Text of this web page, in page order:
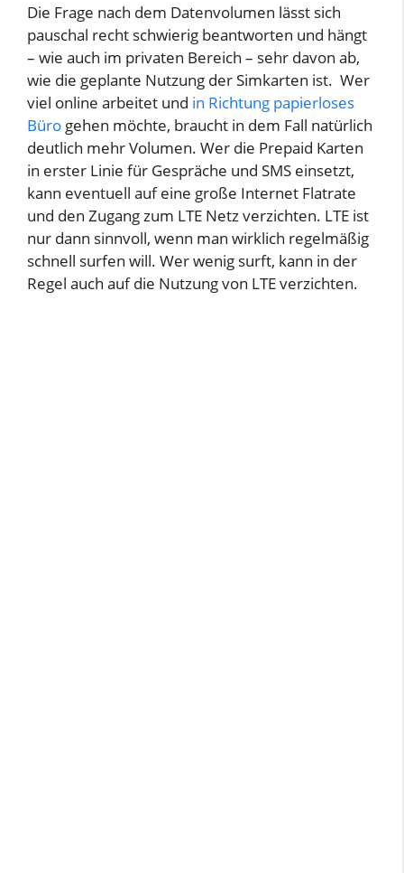
Die Frage nach dem Datenvolumen lässt sich
pauschal recht schwierig beantworten und hängt
– wie auch im privaten Bereich – sehr davon ab,
wie die geplante Nutzung der Simkarten ist. Wer
viel online arbeitet und in Richtung papierloses
Büro gehen möchte, braucht in dem Fall natürlich
deutlich mehr Volumen. Wer die Prepaid Karten
in erster Linie für Gespräche und SMS einsetzt,
kann eventuell auf eine große Internet Flatrate
und den Zugang zum LTE Netz verzichten. LTE ist
nur dann sinnvoll, wenn man wirklich regelmäßig
schnell surfen will. Wer wenig surft, kann in der
Regel auch auf die Nutzung von LTE verzichten.